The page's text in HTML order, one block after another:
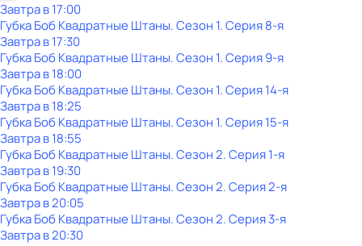
Завтра в 17:00
Губка Боб Квадратные Штаны. Сезон 1. Серия 8-я
Завтра в 17:30
Губка Боб Квадратные Штаны. Сезон 1. Серия 9-я
Завтра в 18:00
Губка Боб Квадратные Штаны. Сезон 1. Серия 14-я
Завтра в 18:25
Губка Боб Квадратные Штаны. Сезон 1. Серия 15-я
Завтра в 18:55
Губка Боб Квадратные Штаны. Сезон 2. Серия 1-я
Завтра в 19:30
Губка Боб Квадратные Штаны. Сезон 2. Серия 2-я
Завтра в 20:05
Губка Боб Квадратные Штаны. Сезон 2. Серия 3-я
Завтра в 20:30